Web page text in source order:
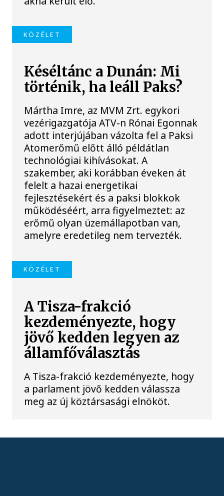
KÖZÉLET
Késéltánc a Dunán: Mi
történik, ha leáll Paks?
Mártha Imre, az MVM Zrt. egykori
vezérigazgatója ATV-n Rónai Egonnak
adott interjújában vázolta fel a Paksi
Atomerőmű előtt álló példátlan
technológiai kihívásokat. A
szakember, aki korábban éveken át
felelt a hazai energetikai
fejlesztésekért és a paksi blokkok
működéséért, arra figyelmeztet: az
erőmű olyan üzemállapotban van,
amelyre eredetileg nem tervezték.
KÖZÉLET
A Tisza-frakció
kezdeményezte, hogy
jövő kedden legyen az
államfőválasztás
A Tisza-frakció kezdeményezte, hogy
a parlament jövő kedden válassza
meg az új köztársasági elnököt.